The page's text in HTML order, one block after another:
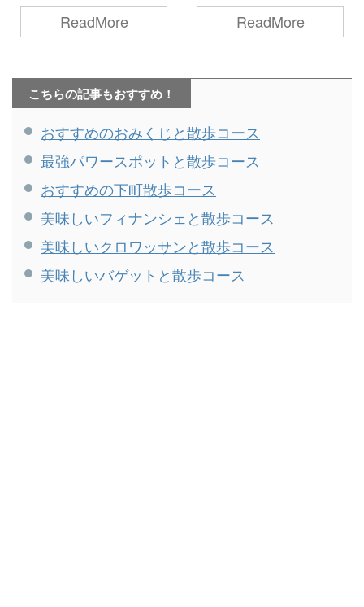
介します。 京都旅行で外せな
い観光スポットのひとつ、
「錦市場」。 ”京の台所”と称さ
味わえない絶品グルメやスイ
ーツがずらりと並んでいま
実際に食べて美味しかったグ
市場の所在地・アクセス・混
雑状況錦市場のおすすめグル
メ【実食レポ】①麩嘉：鯛焼
き麩（260円）②錦平野：だし
巻きバーガー（400円）③打田
漬物：しば漬カレーパン（300
円）④楷 KAI：た ...
ReadMore
か販売されない幻のどら焼き
も！ 私が実際に食べて美味し
かったどら焼きを７つご紹介
選 今回ご紹介したいどら焼き
き具合がお店ごとに違います
それぞれ特徴があるので、こ
こからは各どら焼きの詳細を
ご紹介します。 内容・価格は
掲載当時のものです。 ①松 ...
ReadMore
こちらの記事もおすすめ！
おすすめのおみくじと散歩コース
最強パワースポットと散歩コース
おすすめの下町散歩コース
美味しいフィナンシェと散歩コース
美味しいクロワッサンと散歩コース
美味しいバゲットと散歩コース